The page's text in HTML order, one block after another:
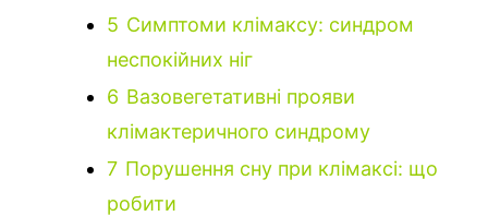
5 Симптоми клімаксу: синдром
неспокійних ніг
6 Вазовегетативні прояви
клімактеричного синдрому
7 Порушення сну при клімаксі: що
робити